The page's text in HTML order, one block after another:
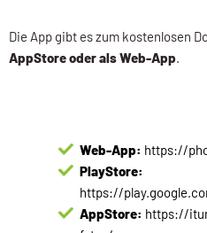
Die App gibt es zum kostenlosen
AppStore oder als Web-App.
Web-App: https://
PlayStore:
https://
AppStore: https://